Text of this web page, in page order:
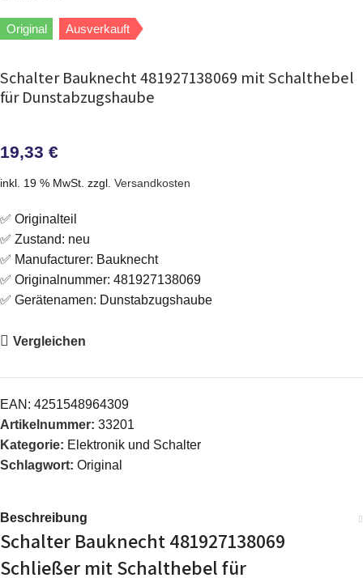
Original Ausverkauft
Schalter Bauknecht 481927138069 mit Schalthebel
für Dunstabzugshaube
19,33 €
inkl. 19 % MwSt. zzgl. Versandkosten
✅ Originalteil
✅ Zustand: neu
✅ Manufacturer: Bauknecht
✅ Originalnummer: 481927138069
✅ Gerätenamen: Dunstabzugshaube
Vergleichen
EAN: 4251548964309
Artikelnummer: 33201
Kategorie: Elektronik und Schalter
Schlagwort: Original
Beschreibung
Schalter Bauknecht 481927138069
Schließer mit Schalthebel für